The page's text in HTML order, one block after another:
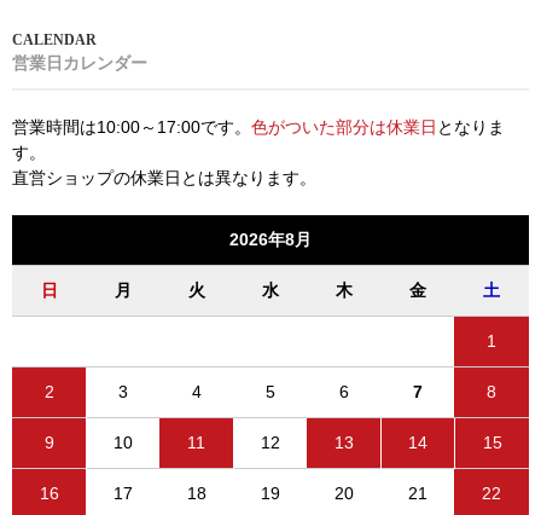
営業日カレンダー
営業時間は10:00～17:00です。 色がついた部分は休業日 となりま
す。
直営ショップの休業日とは異なります。
2026年8月
日 月 火 水 木 金 土
1
2 3 4 5 6 7 8
9 10 11 12 13 14 15
16 17 18 19 20 21 22